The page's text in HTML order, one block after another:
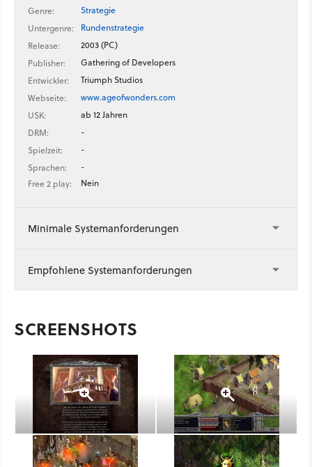
Genre:
Strategie
Untergenre:
Rundenstrategie
Release:
2003 (PC)
Publisher:
Gathering of Developers
Entwickler:
Triumph Studios
Webseite:
www.ageofwonders.com
USK:
ab 12 Jahren
DRM:
-
Spielzeit:
-
Sprachen:
-
Free 2 play:
Nein
Minimale Systemanforderungen
Empfohlene Systemanforderungen
SCREENSHOTS